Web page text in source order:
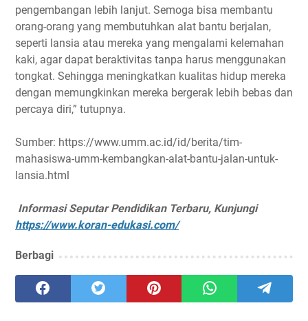
pengembangan lebih lanjut. Semoga bisa membantu
orang-orang yang membutuhkan alat bantu berjalan,
seperti lansia atau mereka yang mengalami kelemahan
kaki, agar dapat beraktivitas tanpa harus menggunakan
tongkat. Sehingga meningkatkan kualitas hidup mereka
dengan memungkinkan mereka bergerak lebih bebas dan
percaya diri,” tutupnya.
Sumber: https://www.umm.ac.id/id/berita/tim-
mahasiswa-umm-kembangkan-alat-bantu-jalan-untuk-
lansia.html
Informasi Seputar Pendidikan Terbaru, Kunjungi
https://www.koran-edukasi.com/
Berbagi